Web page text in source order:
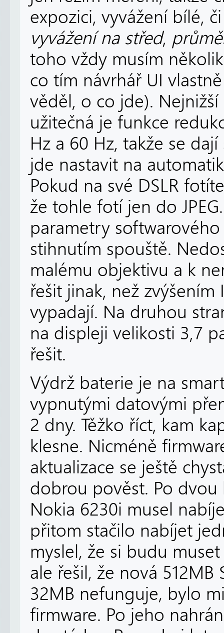
expozici, vyvážení bílé,
vyvážení na střed,
toho vždy musím
co tím návrhář UI
věděl, o co jde).
užitečná je funkce
Hz a 60 Hz, takže se
jde nastavit na
Pokud na své DSLR
že tohle fotí jen do
parametry
stihnutím spouště.
malému objektivu a k
řešit jinak, než
vypadají. Na druhou
na displeji velikosti 3,7
řešit.
Výdrž baterie je na
vypnutými datovými
2 dny. Těžko říct, kam
klesne. Nicméně
aktualizace se ještě
dobrou pověst. Po
Nokia 6230i musel
přitom stačilo nabíjet
myslel, že si budu
ale řešil, že nová
32MB nefunguje, bylo
firmware. Po jeho